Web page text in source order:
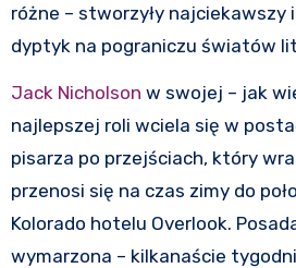
różne – stworzyły najciekawszy
dyptyk na pograniczu światów
Jack Nicholson w swojej – jak
najlepszej roli wciela się w
pisarza po przejściach, który
przenosi się na czas zimy do
Kolorado hotelu Overlook.
wymarzona – kilkanaście